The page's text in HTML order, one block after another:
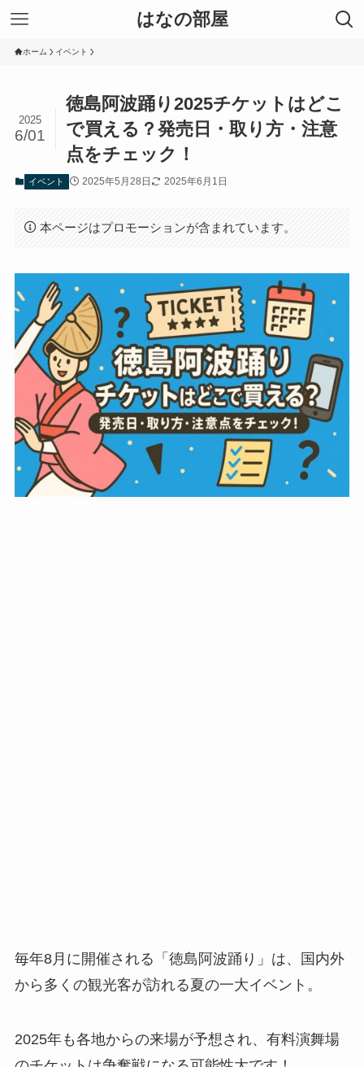
はなの部屋
ホーム イベント
徳島阿波踊り2025チケットはどこ
で買える？発売日・取り方・注意
点をチェック！
2025
6/01
イベント 2025年5月28日 2025年6月1日
本ページはプロモーションが含まれています。
毎年8月に開催される「徳島阿波踊り」は、国内外
から多くの観光客が訪れる夏の一大イベント。
2025年も各地からの来場が予想され、有料演舞場